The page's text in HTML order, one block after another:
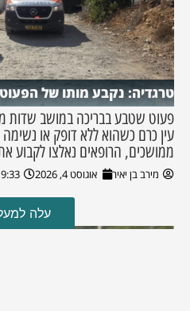
טרגדיה: נקבע מותו של
פעוט שטבע בבריכה במושב שדות
עין כרם כשהוא ללא דופק או
ממושכים, הרופאים נאלצו לקבוע
מירב בן יאיר אוגוסט 4, 2026 9:33 pm
עלה